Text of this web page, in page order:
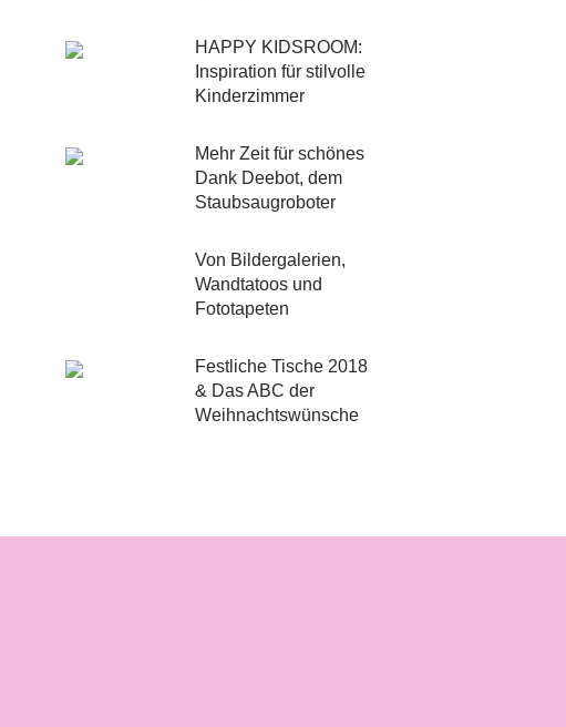
HAPPY KIDSROOM:
Inspiration für stilvolle
Kinderzimmer
Mehr Zeit für schönes
Dank Deebot, dem
Staubsaugroboter
Von Bildergalerien,
Wandtatoos und
Fototapeten
Festliche Tische 2018
& Das ABC der
Weihnachtswünsche